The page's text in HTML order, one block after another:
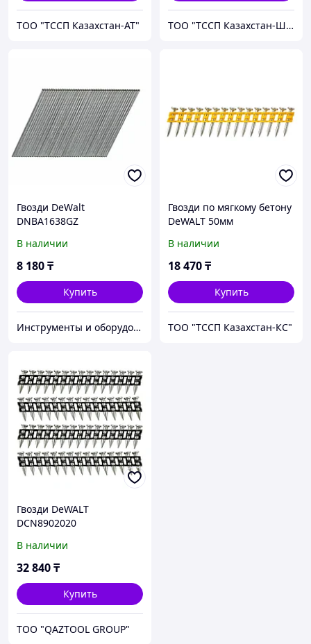
ТОО "ТССП Казахстан-АТ" ТОО "ТССП Казахстан-ШМ"
Гвозди DeWalt
DNBA1638GZ
В наличии
8 180₸
Купить
Инструменты и оборудование StellarTrade
Гвозди по мягкому бетону
DeWALT 50мм
В наличии
18 470₸
Купить
ТОО "ТССП Казахстан-КС"
Гвозди DeWALT
DCN8902020
В наличии
32 840₸
Купить
TOO "QAZTOOL GROUP"